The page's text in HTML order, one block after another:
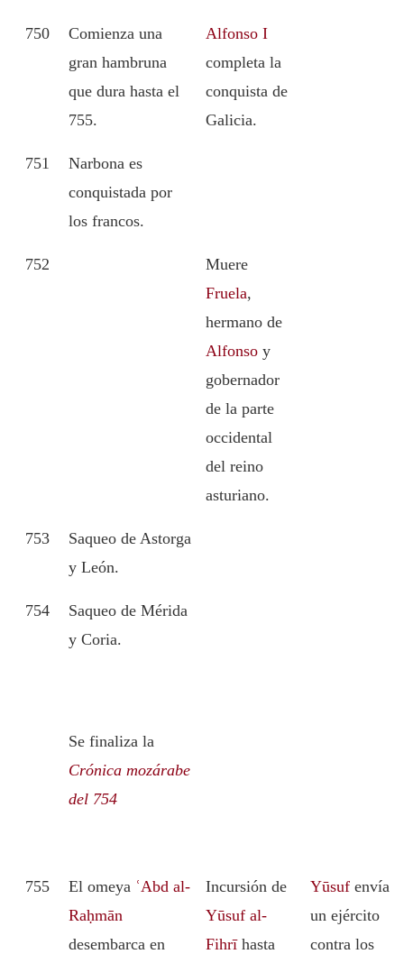
750
Comienza una
gran hambruna
que dura hasta el
755.
Alfonso I
completa la
conquista de
Galicia.
751
Narbona es
conquistada por
los francos.
752
Muere
Fruela,
hermano de
Alfonso y
gobernador
de la parte
occidental
del reino
asturiano.
753
Saqueo de Astorga
y León.
754
Saqueo de Mérida
y Coria.
Se finaliza la
Crónica mozárabe
del 754
755 El omeya ʿAbd al-
Raḥmān
desembarca en
Incursión de
Yūsuf al-
Fihrīhasta
Yūsuf envía
un ejército
contra los